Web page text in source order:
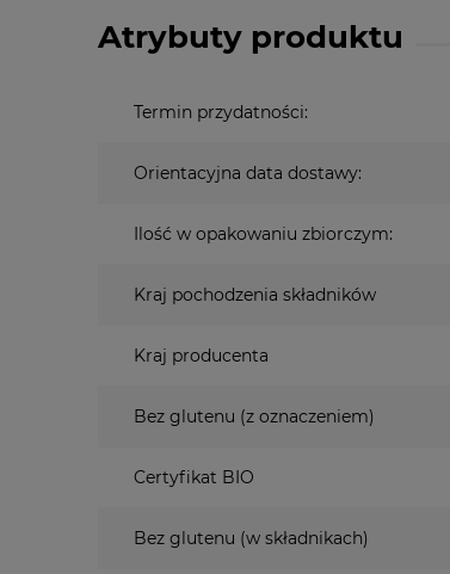
Atrybuty produktu
Termin przydatności:
Orientacyjna data dostawy:
Ilość w opakowaniu zbiorczym:
Kraj pochodzenia składników
Kraj producenta
Bez glutenu (z oznaczeniem)
Certyfikat BIO
Bez glutenu (w składnikach)